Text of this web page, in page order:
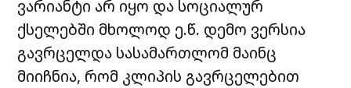
ვარიანტი არ იყო და სოციალურ
ქსელებში მხოლოდ ე.წ. დემო ვერსია
გავრცელდა სასამართლომ მაინც
მიიჩნია, რომ კლიპის გავრცელებით